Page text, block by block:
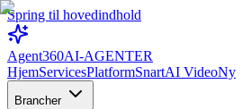
Spring til hovedindhold
Agent360AI-AGENTER
HjemServicesPlatformSnartAI VideoNy
Brancher